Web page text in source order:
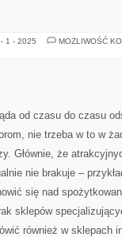
1 - 2025
MOŻLIWOŚĆ
od czasu do czasu
nie trzeba w to w
Głównie, że
nie brakuje –
się nad
sklepów
również w sklepach